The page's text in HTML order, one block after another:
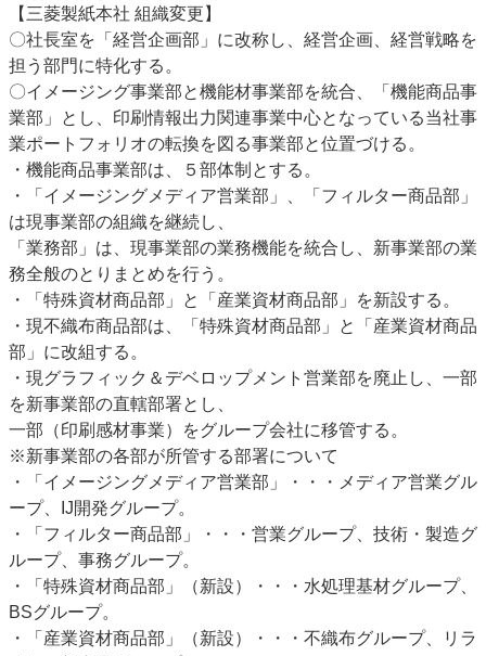
市場・統計
人事・移転・異動・訃報
特集記事カテゴリー一覧
2022 見える化・MIS特集
特集・デジタル印刷 アイデアで勝負！ ～多様なビジネス・多彩な商材～
JAPAN PACK 2023 特集
中古印刷機・製本機特集
2022 検査・校正特集
特集・デジタル印刷 ～ 新成長軌道を描く
案内
発刊案内
JFPI印刷用語集 印刷機材年鑑
運営
会社案内
購読・購入申し込み
サイトポリシー
お問い合わせ
【三菱製紙本社 組織変更】
〇社長室を「経営企画部」に改称し、経営企画、経営戦略を
担う部門に特化する。
〇イメージング事業部と機能材事業部を統合、「機能商品事
業部」とし、印刷情報出力関連事業中心となっている当社事
業ポートフォリオの転換を図る事業部と位置づける。
・機能商品事業部は、５部体制とする。
・「イメージングメディア営業部」、「フィルター商品部」
は現事業部の組織を継続し、
「業務部」は、現事業部の業務機能を統合し、新事業部の業
務全般のとりまとめを行う。
・「特殊資材商品部」と「産業資材商品部」を新設する。
・現不織布商品部は、「特殊資材商品部」と「産業資材商品
部」に改組する。
・現グラフィック＆デベロップメント営業部を廃止し、一部
を新事業部の直轄部署とし、
一部（印刷感材事業）をグループ会社に移管する。
※新事業部の各部が所管する部署について
・「イメージングメディア営業部」・・・メディア営業グル
ープ、IJ開発グループ。
・「フィルター商品部」・・・営業グループ、技術・製造グ
ループ、事務グループ。
・「特殊資材商品部」（新設）・・・水処理基材グループ、
BSグループ。
・「産業資材商品部」（新設）・・・不織布グループ、リラ